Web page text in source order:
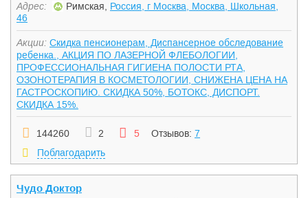
Адрес: Римская, Россия, г Москва, Москва, Школьная,
46
Акции: Скидка пенсионерам, Диспансерное обследование
ребенка., АКЦИЯ ПО ЛАЗЕРНОЙ ФЛЕБОЛОГИИ,
ПРОФЕССИОНАЛЬНАЯ ГИГИЕНА ПОЛОСТИ РТА,
ОЗОНОТЕРАПИЯ В КОСМЕТОЛОГИИ, СНИЖЕНА ЦЕНА НА
ГАСТРОСКОПИЮ. СКИДКА 50%, БОТОКС, ДИСПОРТ.
СКИДКА 15%.
144260 2 5 Отзывов: 7
Поблагодарить
Чудо Доктор